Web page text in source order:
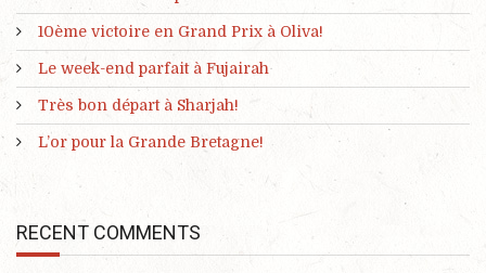
10ème victoire en Grand Prix à Oliva!
Le week-end parfait à Fujairah
Très bon départ à Sharjah!
L’or pour la Grande Bretagne!
RECENT COMMENTS